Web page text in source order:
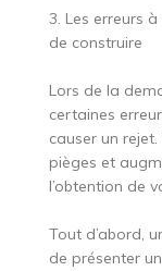
3. Les erreurs
de construire
Lors de la
certaines
causer un
pièges et
l’obtention de
Tout d’abord,
de présenter